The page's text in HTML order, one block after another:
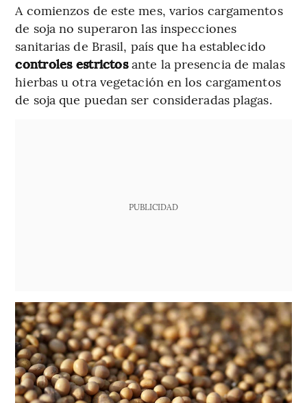
A comienzos de este mes, varios cargamentos
de soja no superaron las inspecciones
sanitarias de Brasil, país que ha establecido
controles estrictosante la presencia de malas
hierbas u otra vegetación en los cargamentos
de soja que puedan ser consideradas plagas.
PUBLICIDAD